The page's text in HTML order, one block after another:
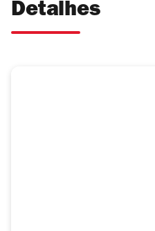
Detalhes